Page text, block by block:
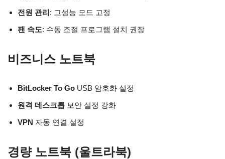
전원 관리: 고성능 모드 고정
팬 속도: 수동 조절 프로그램 설치 권장
비즈니스 노트북
BitLocker To Go USB 암호화 설정
원격 데스크톱 보안 설정 강화
VPN 자동 연결 설정
경량 노트북 (울트라북)